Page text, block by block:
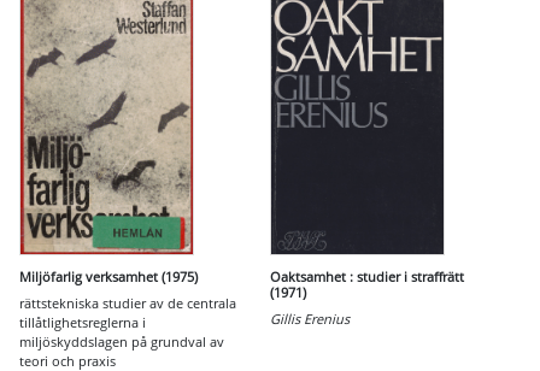
Miljöfarlig verksamhet (1975)
rättstekniska studier av de centrala
tillåtlighetsreglerna i
miljöskyddslagen på grundval av
teori och praxis
Oaktsamhet : studier i straffrätt
(1971)
Gillis Erenius